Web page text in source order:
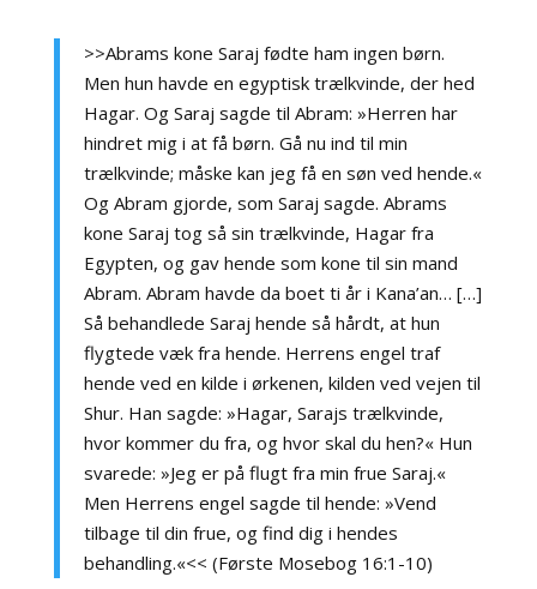
>>Abrams kone Saraj fødte ham ingen børn.
Men hun havde en egyptisk trælkvinde, der hed
Hagar. Og Saraj sagde til Abram: »Herren har
hindret mig i at få børn. Gå nu ind til min
trælkvinde; måske kan jeg få en søn ved hende.«
Og Abram gjorde, som Saraj sagde. Abrams
kone Saraj tog så sin trælkvinde, Hagar fra
Egypten, og gav hende som kone til sin mand
Abram. Abram havde da boet ti år i Kana’an… […]
Så behandlede Saraj hende så hårdt, at hun
flygtede væk fra hende. Herrens engel traf
hende ved en kilde i ørkenen, kilden ved vejen til
Shur. Han sagde: »Hagar, Sarajs trælkvinde,
hvor kommer du fra, og hvor skal du hen?« Hun
svarede: »Jeg er på flugt fra min frue Saraj.«
Men Herrens engel sagde til hende: »Vend
tilbage til din frue, og find dig i hendes
behandling.«<< (Første Mosebog 16:1-10)